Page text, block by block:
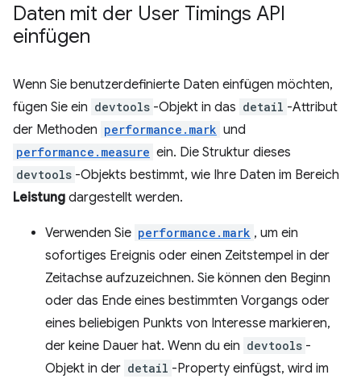
Daten mit der User Timings API
einfügen
Wenn Sie benutzerdefinierte Daten einfügen möchten,
fügen Sie ein devtools -Objekt in das detail -Attribut
der Methoden performance.mark und
performance.measure ein. Die Struktur dieses
devtools -Objekts bestimmt, wie Ihre Daten im Bereich
Leistung dargestellt werden.
Verwenden Sie performance.mark , um ein
sofortiges Ereignis oder einen Zeitstempel in der
Zeitachse aufzuzeichnen. Sie können den Beginn
oder das Ende eines bestimmten Vorgangs oder
eines beliebigen Punkts von Interesse markieren,
der keine Dauer hat. Wenn du ein devtools -
Objekt in der detail -Property einfügst, wird im